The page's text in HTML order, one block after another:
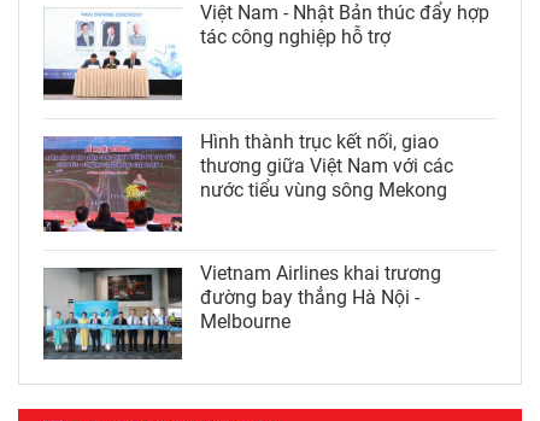
Việt Nam - Nhật Bản thúc đẩy hợp
tác công nghiệp hỗ trợ
Hình thành trục kết nối, giao
thương giữa Việt Nam với các
nước tiểu vùng sông Mekong
Vietnam Airlines khai trương
đường bay thẳng Hà Nội -
Melbourne